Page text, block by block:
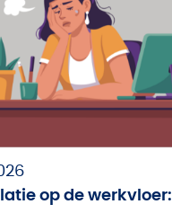
op de werkvloer: